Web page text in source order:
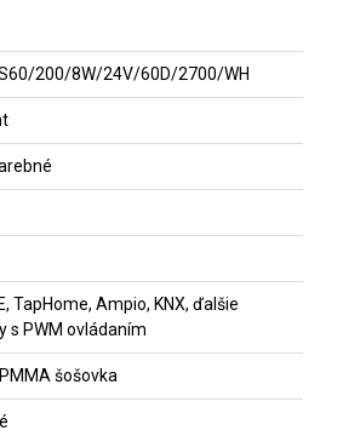
200/8W/24V/60D/2700/WH
TapHome, Ampio, KNX, ďalšie
s PWM ovládaním
šošovka